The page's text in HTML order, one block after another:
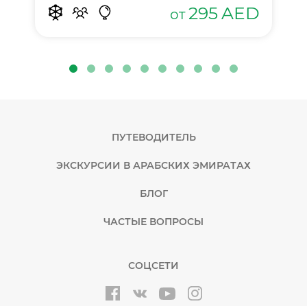
от 295AED
ПУТЕВОДИТЕЛЬ
ЭКСКУРСИИ В АРАБСКИХ ЭМИРАТАХ
БЛОГ
ЧАСТЫЕ ВОПРОСЫ
СОЦСЕТИ